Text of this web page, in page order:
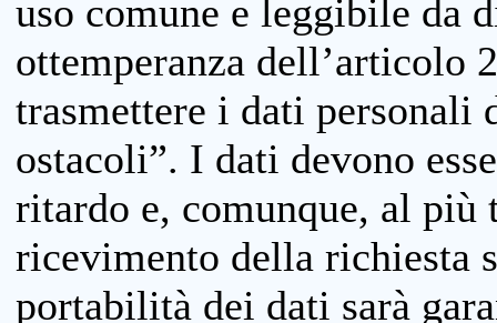
uso comune e leggibile da
ottemperanza dell’articolo
trasmettere i dati personali
ostacoli”. I dati devono
ritardo e, comunque, al più
ricevimento della richiesta
portabilità dei dati sarà